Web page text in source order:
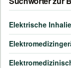
Elektrische